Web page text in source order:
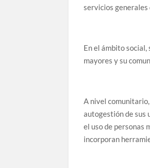
servicios generales
En el ámbito
mayores y su
A nivel
autogestión de sus
el uso de personas
incorporan